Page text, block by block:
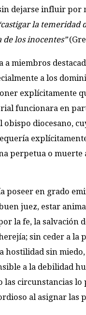
dejarse influir por
la temeridad
los inocentes”
miembros
a los
explícitamente
funcionara en
obispo diocesano,
perpetua o muerte
poseer en grado
juez, estar
la fe, la salvación
sin ceder a la
hostilidad sin
a la debilidad
las circunstancias
al asignar las